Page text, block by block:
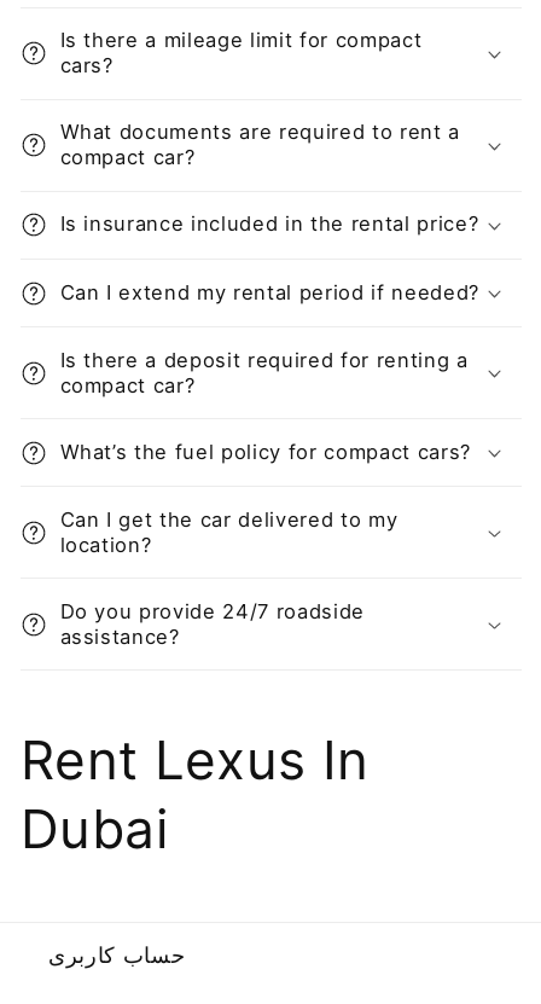
Is there a mileage limit for compact
cars?
What documents are required to rent a
compact car?
Is insurance included in the rental price?
Can I extend my rental period if needed?
Is there a deposit required for renting a
compact car?
What’s the fuel policy for compact cars?
Can I get the car delivered to my
location?
Do you provide 24/7 roadside
assistance?
Rent Lexus In
Dubai
حساب کاربری